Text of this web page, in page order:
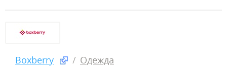
Boxberry Одежда